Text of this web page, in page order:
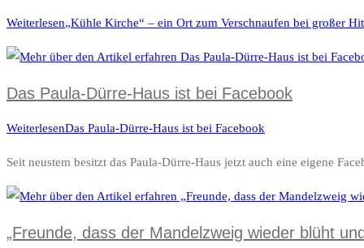
Weiterlesen„Kühle Kirche“ – ein Ort zum Verschnaufen bei großer
Das Paula-Dürre-Haus ist bei Facebook
WeiterlesenDas Paula-Dürre-Haus ist bei Facebook
Seit neustem besitzt das Paula-Dürre-Haus jetzt auch eine eigene
„Freunde, dass der Mandelzweig wieder blüht